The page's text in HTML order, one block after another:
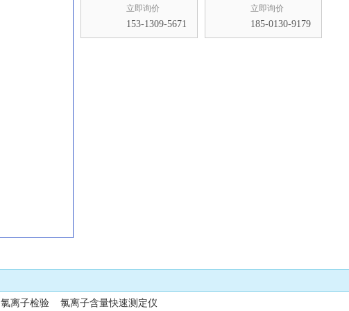
立即询价
153-1309-5671
立即询价
185-0130-9179
离子检验 氯离子含量快速测定仪